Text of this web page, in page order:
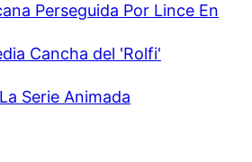
Perseguida Por Lince En
Cancha del 'Rolfi'
Serie Animada